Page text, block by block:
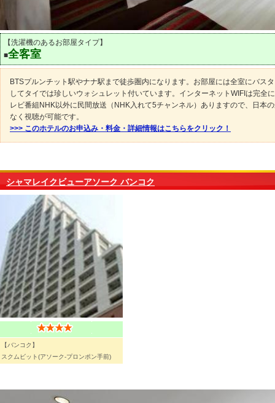
【洗濯機のあるお部屋タイプ】
■全客室
BTSプルンチット駅やナナ駅まで徒歩圏内になります。お部屋には全室にバス
してタイでは珍しいウォシュレット付いています。インターネットWIFIは完全
レビ番組NHK以外に民間放送（NHK入れて5チャンネル）ありますので、日本
なく視聴が可能です。
>>> このホテルのお申込み・料金・詳細情報はこちらをクリック！
シャマレイクビューアソーク バンコク
【バンコク】
スクムビット(アソーク-プロンポン手前)